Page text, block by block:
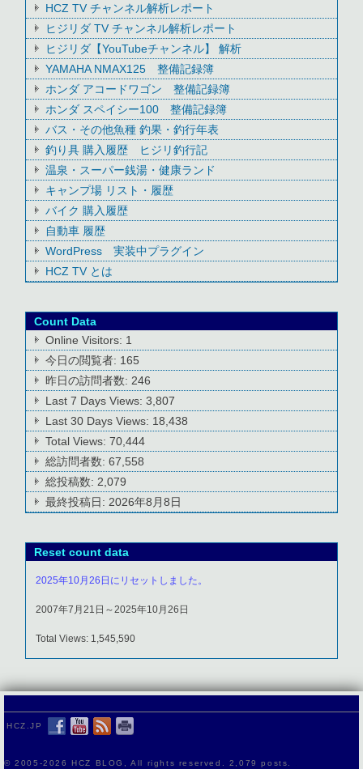
HCZ TV チャンネル解析レポート
ヒジリダ TV チャンネル解析レポート
ヒジリダ【YouTubeチャンネル】 解析
YAMAHA NMAX125 整備記録簿
ホンダ アコードワゴン 整備記録簿
ホンダ スペイシー100 整備記録簿
バス・その他魚種 釣果・釣行年表
釣り具 購入履歴 ヒジリ釣行記
温泉・スーパー銭湯・健康ランド
キャンプ場 リスト・履歴
バイク 購入履歴
自動車 履歴
WordPress 実装中プラグイン
HCZ TV とは
Count Data
Online Visitors: 1
今日の閲覧者: 165
昨日の訪問者数: 246
Last 7 Days Views:3,807
Last 30 Days Views: 18,438
Total Views:70,444
総訪問者数:67,558
総投稿数: 2,079
最終投稿日: 2026年8月8日
Reset count data
2025年10月26日にリセットしました。
2007年7月21日～2025年10月26日
Total Views: 1,545,590
HCZ.JP
© 2005-2026 HCZ BLOG, All rights reserved. 2,079 posts.